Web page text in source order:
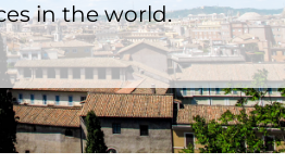
in the world.